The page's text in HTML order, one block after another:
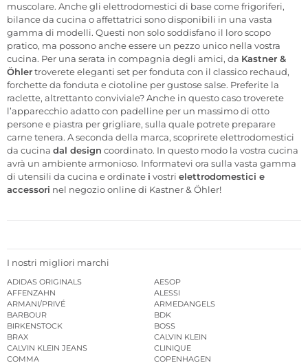
muscolare. Anche gli elettrodomestici di base come frigoriferi,
bilance da cucina o affettatrici sono disponibili in una vasta
gamma di modelli. Questi non solo soddisfano il loro scopo
pratico, ma possono anche essere un pezzo unico nella vostra
cucina. Per una serata in compagnia degli amici, da Kastner &
Öhlertroverete eleganti set per fonduta con il classico rechaud,
forchette da fonduta e ciotoline per gustose salse. Preferite la
raclette, altrettanto conviviale? Anche in questo caso troverete
l’apparecchio adatto con padelline per un massimo di otto
persone e piastra per grigliare, sulla quale potrete preparare
carne tenera. A seconda della marca, scoprirete elettrodomestici
da cucina dal design coordinato. In questo modo la vostra cucina
avrà un ambiente armonioso. Informatevi ora sulla vasta gamma
di utensili da cucina e ordinate i vostri elettrodomestici e
accessori nel negozio online di Kastner & Öhler!
I nostri migliori marchi
ADIDAS ORIGINALS
AESOP
AFFENZAHN
ALESSI
ARMANI/PRIVÉ
ARMEDANGELS
BARBOUR
BDK
BIRKENSTOCK
BOSS
BRAX
CALVIN KLEIN
CALVIN KLEIN JEANS
CLINIQUE
COMMA
COPENHAGEN